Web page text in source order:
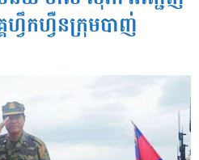
ហ្វឹកហ្វឺនក្រុមបាញ់